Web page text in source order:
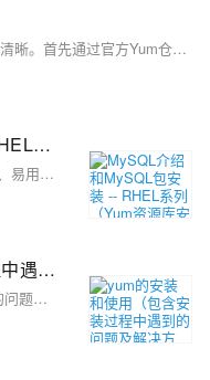
在CentOS 7上安装MySQL 8，其实流程很清晰。首先通过官方Yum仓库来安装服务，然后启动并设为开机自启。最重要的环节是首次安全设置：需要先从日志里找到临时密码来登录，再修改成你自己的密码，并为远程连接创建用户和授权。最后，也别忘了在服务器防火墙上放行3306端口，这样远程才能连上。
MySQL介绍和MySQL包安装 -- RHEL系列（Yum资源库安装MySQL）
MySQL是一款开源关系型数据库，高性能、易用、跨平台，支持多种存储引擎，广泛应用于Web开发、企业级应用等领域。本教程介绍其特点、架构及在主流Linux系统中的安装配置方法。
yum的安装和使用（包含安装过程中遇到的问题及解决方法）
yum的安装和使用（包含安装过程中遇到的问题及解决方法）